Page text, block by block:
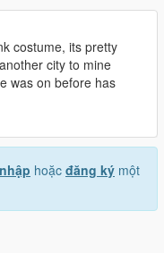
costume, its pretty
city to mine
was on before has
hoặc đăng ký một